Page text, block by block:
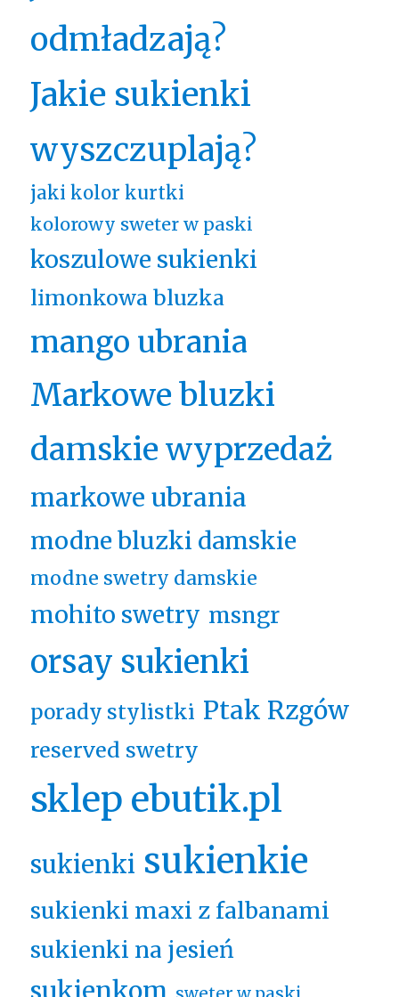
odmładzają?
Jakie sukienki
wyszczuplają?
jaki kolor kurtki
kolorowy sweter w paski
koszulowe sukienki
limonkowa bluzka
mango ubrania
Markowe bluzki
damskie wyprzedaż
markowe ubrania
modne bluzki damskie
modne swetry damskie
mohito swetry msngr
orsay sukienki
porady stylistki Ptak Rzgów
reserved swetry
sklep ebutik.pl
sukienki sukienkie
sukienki maxi z falbanami
sukienki na jesień
sukienkom